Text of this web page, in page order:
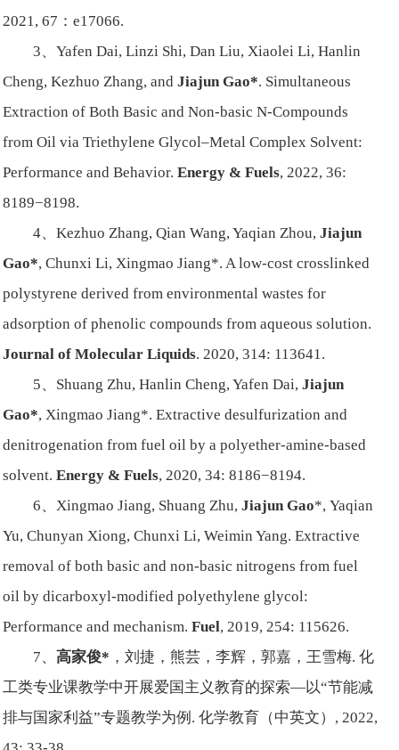
2021, 67：e17066.
3、Yafen Dai, Linzi Shi, Dan Liu, Xiaolei Li, Hanlin
Cheng, Kezhuo Zhang, andJiajun Gao*. Simultaneous
Extraction of Both Basic and Non-basic N-Compounds
from Oil via Triethylene Glycol–Metal Complex Solvent:
Performance and Behavior.Energy & Fuels, 2022, 36:
8189−8198.
4、Kezhuo Zhang, Qian Wang, Yaqian Zhou,Jiajun
Gao*, Chunxi Li, Xingmao Jiang*. A low-cost crosslinked
polystyrene derived from environmental wastes for
adsorption of phenolic compounds from aqueous solution.
Journal of Molecular Liquids. 2020, 314: 113641.
5、Shuang Zhu, Hanlin Cheng, Yafen Dai,Jiajun
Gao*, Xingmao Jiang*. Extractive desulfurization and
denitrogenation from fuel oil by a polyether-amine-based
solvent.Energy & Fuels, 2020, 34: 8186−8194.
6、Xingmao Jiang, Shuang Zhu,Jiajun Gao*, Yaqian
Yu, Chunyan Xiong, Chunxi Li, Weimin Yang. Extractive
removal of both basic and non-basic nitrogens from fuel
oil by dicarboxyl-modified polyethylene glycol:
Performance and mechanism.Fuel, 2019, 254: 115626.
7、高家俊* ，刘捷，熊芸，李辉，郭嘉，王雪梅. 化
工类专业课教学中开展爱国主义教育的探索—以“节能减
排与国家利益”专题教学为例. 化学教育（中英文）, 2022,